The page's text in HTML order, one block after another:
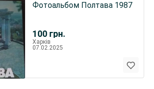
100 грн.
Фотоальбом Полтава 1987
Харків
07.02.2025